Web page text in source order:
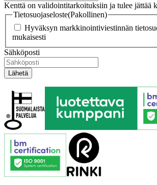
Kenttä on validointitarkoituksiin ja tulee jättää
Tietosuojaseloste(Pakollinen)
Hyväksyn markkinointiviestinnän
mukaisesti
Sähköposti